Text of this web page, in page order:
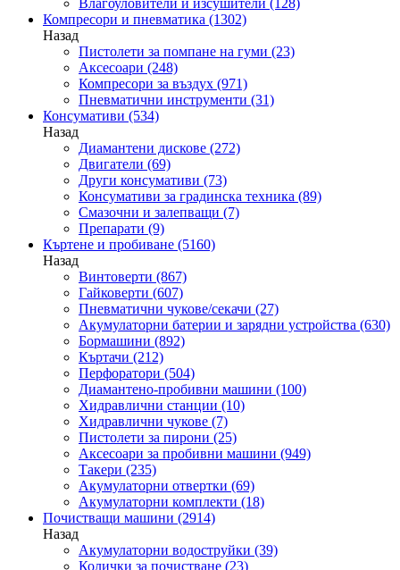
Влагоуловители и изсушители (128)
Компресори и пневматика (1302)
Назад
Пистолети за помпане на гуми (23)
Аксесоари (248)
Компресори за въздух (971)
Пневматични инструменти (31)
Консумативи (534)
Назад
Диамантени дискове (272)
Двигатели (69)
Други консумативи (73)
Консумативи за градинска техника (89)
Смазочни и залепващи (7)
Препарати (9)
Къртене и пробиване (5160)
Назад
Винтоверти (867)
Гайковерти (607)
Пневматични чукове/секачи (27)
Акумулаторни батерии и зарядни устройства (630)
Бормашини (892)
Къртачи (212)
Перфоратори (504)
Диамантено-пробивни машини (100)
Хидравлични станции (10)
Хидравлични чукове (7)
Пистолети за пирони (25)
Аксесоари за пробивни машини (949)
Такери (235)
Акумулаторни отвертки (69)
Акумулаторни комплекти (18)
Почистващи машини (2914)
Назад
Акумулаторни водоструйки (39)
Колички за почистване (23)